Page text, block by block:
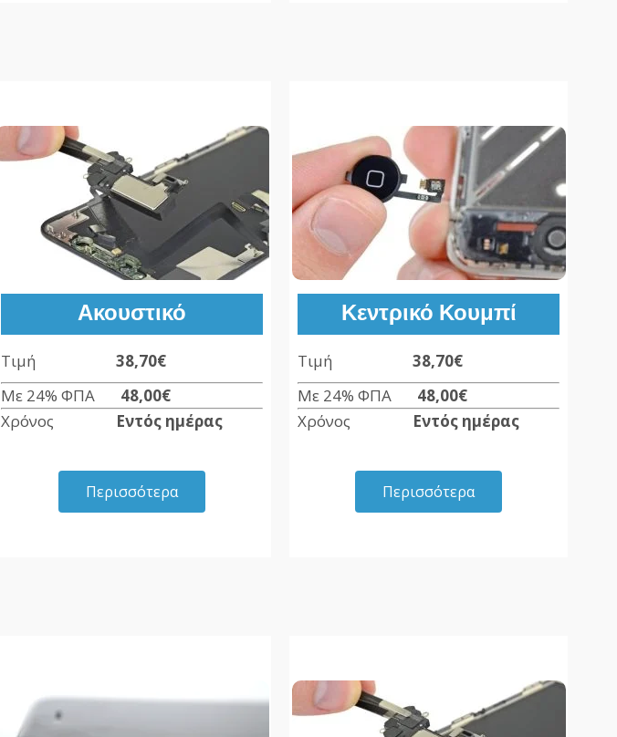
Ακουστικό
Τιμή
38,70€
Με 24% ΦΠΑ 48,00€
Χρόνος Εντός ημέρας
Περισσότερα
Κεντρικό Κουμπί
Τιμή 38,70€
Με 24% ΦΠΑ 48,00€
Χρόνος Εντός ημέρας
Περισσότερα